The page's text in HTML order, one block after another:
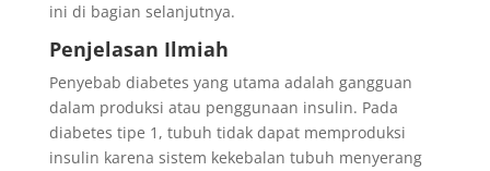
ini di bagian selanjutnya.
Penjelasan Ilmiah
Penyebab diabetes yang utama adalah gangguan
dalam produksi atau penggunaan insulin. Pada
diabetes tipe 1, tubuh tidak dapat memproduksi
insulin karena sistem kekebalan tubuh menyerang